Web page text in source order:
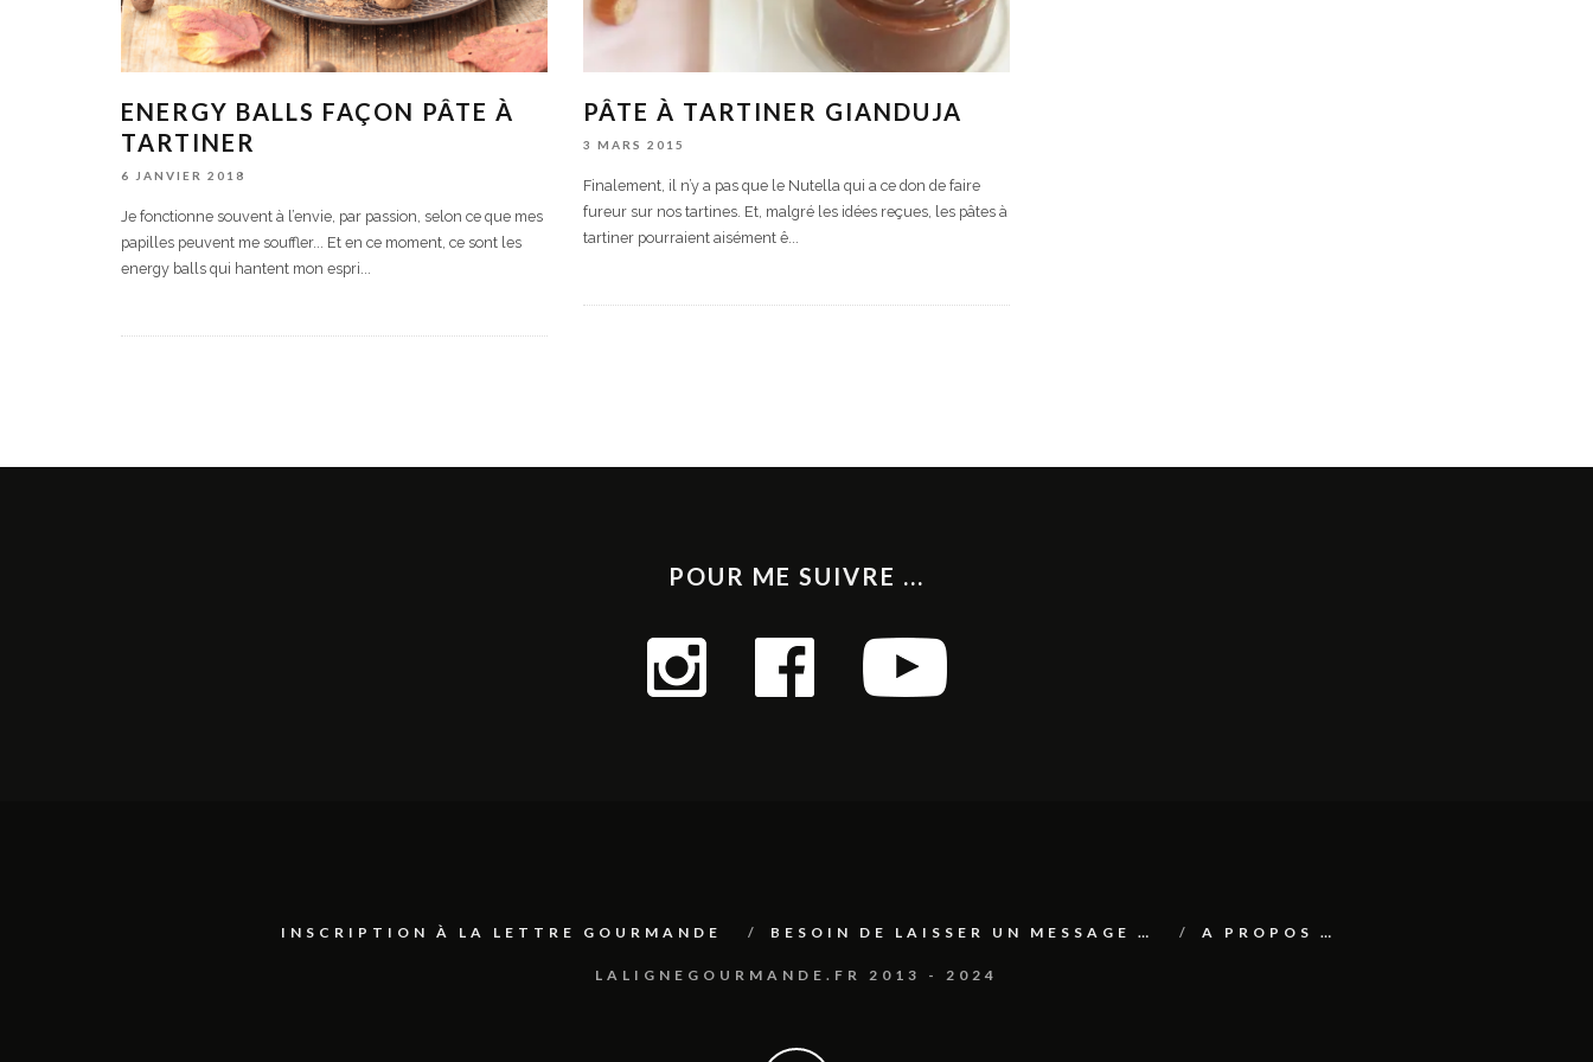
ENERGY BALLS FAÇON PÂTE À
TARTINER
6 JANVIER 2018
Je fonctionne souvent à l’envie, par passion, selon ce que mes
papilles peuvent me souffler... Et en ce moment, ce sont les
energy balls qui hantent mon espri...
PÂTE À TARTINER GIANDUJA
3 MARS 2015
Finalement, il n’y a pas que le Nutella qui a ce don de faire
fureur sur nos tartines. Et, malgré les idées reçues, les pâtes à
tartiner pourraient aisément ê...
POUR ME SUIVRE ...
INSCRIPTION À LA LETTRE GOURMANDE BESOIN DE LAISSER UN MESSAGE … A PROPOS …
LALIGNEGOURMANDE.FR 2013 - 2024